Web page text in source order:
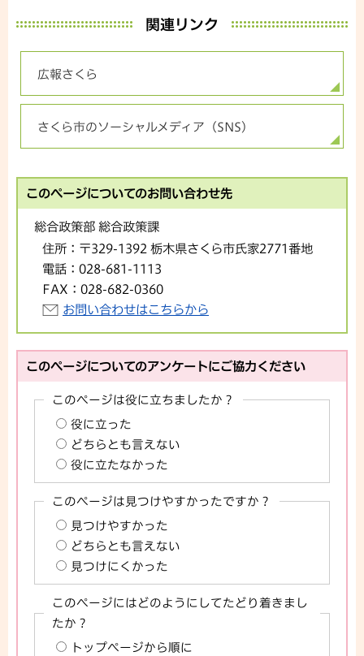
関連リンク
広報さくら
さくら市のソーシャルメディア（SNS)
このページについてのお問い合わせ先
総合政策部 総合政策課
住所： 〒329-1392 栃木県さくら市氏家2771番地
電話： 028-681-1113
FAX： 028-682-0360
お問い合わせはこちらから
このページについてのアンケートにご協力ください
このページは役に立ちましたか？
役に立った
どちらとも言えない
役に立たなかった
このページは見つけやすかったですか？
見つけやすかった
どちらとも言えない
見つけにくかった
このページにはどのようにしてたどり着きまし
たか？
トップページから順に